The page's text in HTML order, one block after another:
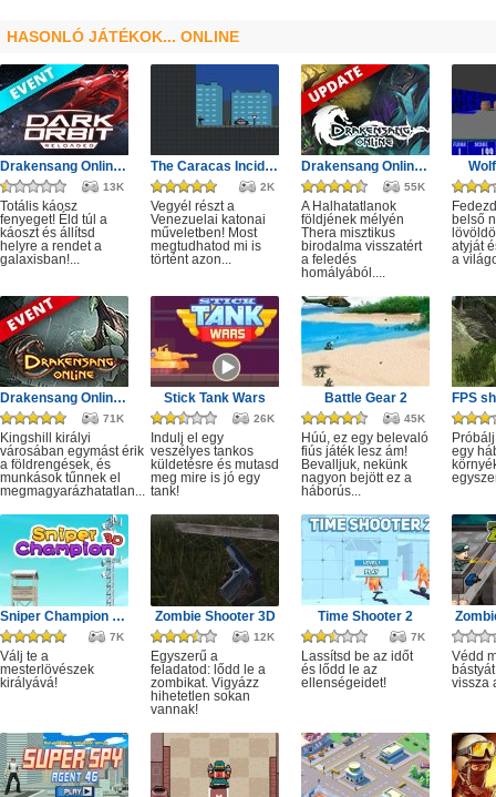
HASONLÓ JÁTÉKOK... ONLINE
Drakensang Online - Protegit zűrzavar
13K
Totális káosz
fenyeget! Éld túl a
káoszt és állítsd
helyre a rendet a
galaxisban!...
The Caracas Incident
2K
Vegyél részt a
Venezuelai katonai
műveletben! Most
megtudhatod mi is
történt azon...
Drakensang Online - A Halhatatlanok árnya
55K
A Halhatatlanok
földjének mélyén
Thera misztikus
birodalma visszatért
a feledés
homályából....
belső
atyját
a
Drakensang Online - Kingshill férges csatornái
71K
Kingshill királyi
városában egymást érik
a földrengések, és
munkások tűnnek el
megmagyarázhatatlan...
Stick Tank Wars
26K
Indulj el egy
veszélyes tankos
küldetésre és mutasd
meg mire is jó egy
tank!
Battle Gear 2
45K
Húú, ez egy belevaló
fiús játék lesz ám!
Bevalljuk, nekünk
nagyon bejött ez a
háborús...
egy
Sniper Champion 3D
7K
Válj te a
mesterlövészek
királyává!
Zombie Shooter 3D
12K
Egyszerű a
feladatod: lődd le a
zombikat. Vigyázz
hihetetlen sokan
vannak!
Time Shooter 2
7K
Lassítsd be az időt
és lődd le az
ellenségeidet!
Védd
vissza